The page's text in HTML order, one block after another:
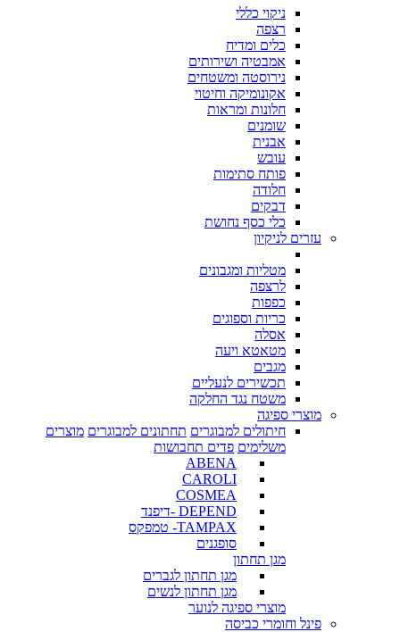
ניקוי כללי
רצפה
כלים ומדיח
אמבטיה ושירותים
נירוסטה ומשטחים
אקונומיקה וחיטוי
חלונות ומראות
שומנים
אבנית
עובש
פותח סתימות
חלודה
דבקים
כלי כסף נחושת
עזרים לניקיון
מטליות ומגבונים
לרצפה
כפפות
כריות וספוגים
אסלה
מטאטא ויעה
מגבים
תכשירים לנעליים
משטח נגד החלקה
מוצרי ספיגה
חיתולים למבוגרים תחתונים למבוגרים מוצרים
משלימים פדים תחבושות
ABENA
CAROLI
COSMEA
DEPEND -דיפנד
TAMPAX- טמפקס
סופגנים
מגן תחתון
מגן תחתון לגברים
מגן תחתון לנשים
מוצרי ספיגה לנוער
פינל וחומרי כביסה